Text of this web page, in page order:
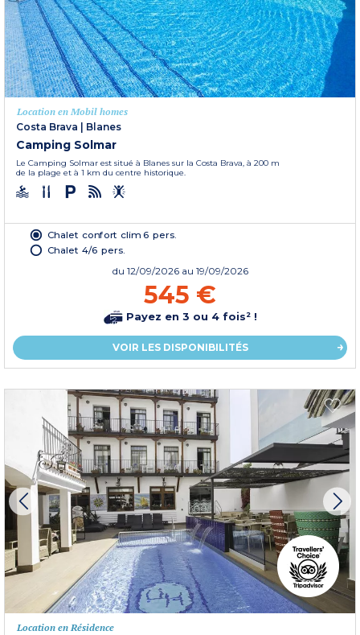
Location en Mobil homes
Costa Brava
Blanes
Camping Solmar
Le Camping Solmar est situé à Blanes sur la Costa Brava, à 200 m
de la plage et à 1 km du centre historique.
Chalet confort clim 6 pers.
Chalet 4/6 pers.
du 12/09/2026 au 19/09/2026
545 €
Payez en 3 ou 4 fois² !
VOIR LES DISPONIBILITÉS
Location en Résidence